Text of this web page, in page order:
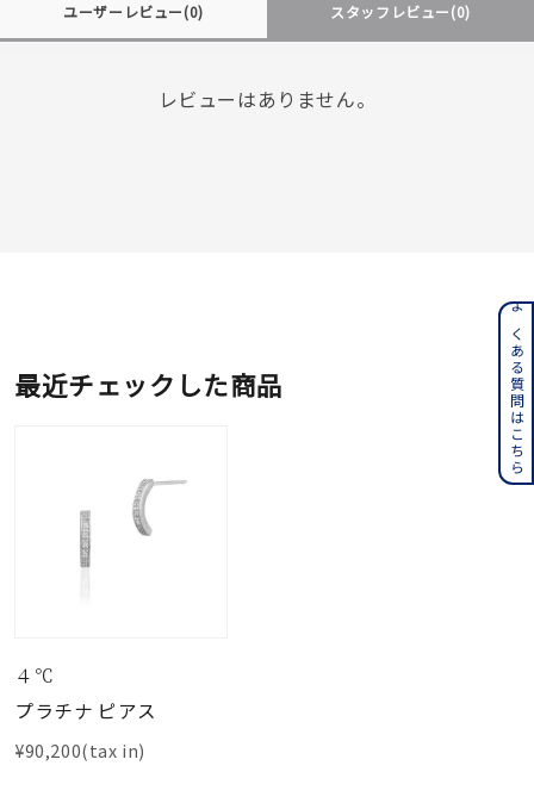
ユーザーレビュー(0) スタッフレビュー(0)
レビューはありません。
最近チェックした商品
４℃
プラチナ ピアス
¥90,200(tax in)
よくある質問はこちら